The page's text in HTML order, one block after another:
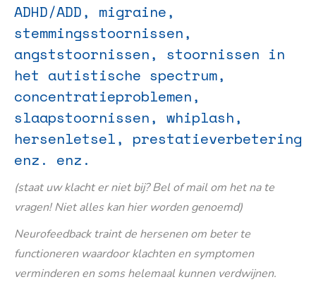
ADHD/ADD, migraine,
stemmingsstoornissen,
angststoornissen, stoornissen in
het autistische spectrum,
concentratieproblemen,
slaapstoornissen, whiplash,
hersenletsel, prestatieverbetering
enz. enz.
(staat uw klacht er niet bij? Bel of mail om het na te
vragen! Niet alles kan hier worden genoemd)
Neurofeedback traint de hersenen om beter te
functioneren waardoor klachten en symptomen
verminderen en soms helemaal kunnen verdwijnen.